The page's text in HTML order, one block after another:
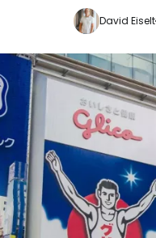
David Eiselt